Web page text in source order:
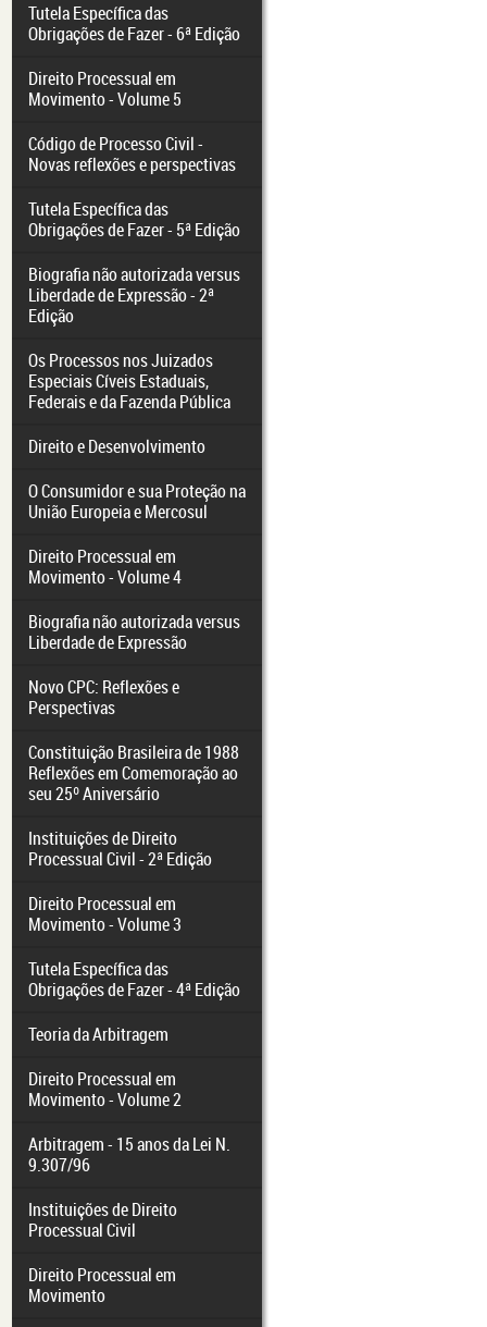
Tutela Específica das
Obrigações de Fazer - 6ª Edição
Direito Processual em
Movimento - Volume 5
Código de Processo Civil -
Novas reflexões e perspectivas
Tutela Específica das
Obrigações de Fazer - 5ª Edição
Biografia não autorizada versus
Liberdade de Expressão - 2ª
Edição
Os Processos nos Juizados
Especiais Cíveis Estaduais,
Federais e da Fazenda Pública
Direito e Desenvolvimento
O Consumidor e sua Proteção na
União Europeia e Mercosul
Direito Processual em
Movimento - Volume 4
Biografia não autorizada versus
Liberdade de Expressão
Novo CPC: Reflexões e
Perspectivas
Constituição Brasileira de 1988
Reflexões em Comemoração ao
seu 25º Aniversário
Instituições de Direito
Processual Civil - 2ª Edição
Direito Processual em
Movimento - Volume 3
Tutela Específica das
Obrigações de Fazer - 4ª Edição
Teoria da Arbitragem
Direito Processual em
Movimento - Volume 2
Arbitragem - 15 anos da Lei N.
9.307/96
Instituições de Direito
Processual Civil
Direito Processual em
Movimento